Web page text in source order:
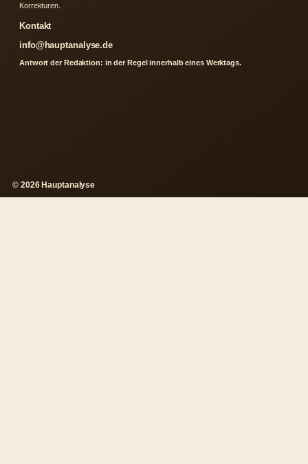
Korrekturen.
Kontakt
info@hauptanalyse.de
Antwort der Redaktion: in der Regel innerhalb eines Werktags.
© 2026 Hauptanalyse